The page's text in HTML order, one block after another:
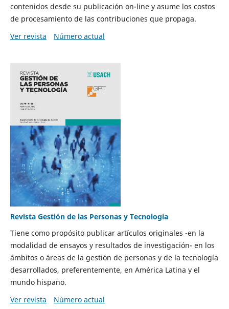
contenidos desde su publicación on-line y asume los costos
de procesamiento de las contribuciones que propaga.
Ver revista
Número actual
Revista Gestión de las Personas y Tecnología
Tiene como propósito publicar artículos originales -en la
modalidad de ensayos y resultados de investigación- en los
ámbitos o áreas de la gestión de personas y de la tecnología
desarrollados, preferentemente, en América Latina y el
mundo hispano.
Ver revista
Número actual